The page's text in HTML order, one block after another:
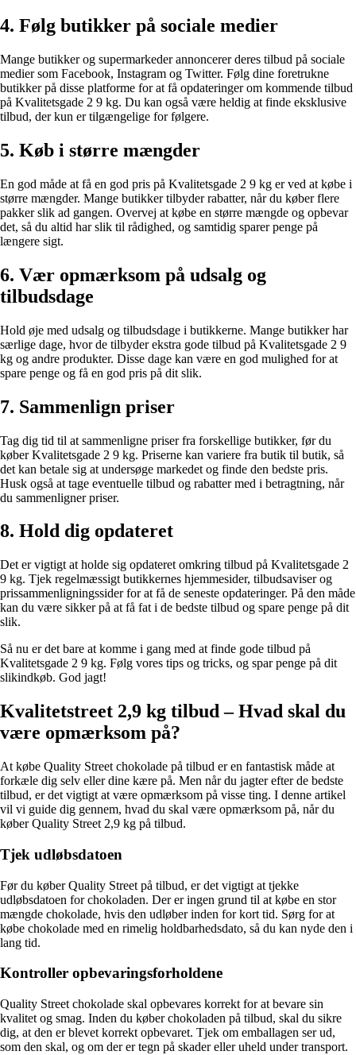
4. Følg butikker på sociale medier
Mange butikker og supermarkeder annoncerer deres tilbud på sociale
medier som Facebook, Instagram og Twitter. Følg dine foretrukne
butikker på disse platforme for at få opdateringer om kommende tilbud
på Kvalitetsgade 2 9 kg. Du kan også være heldig at finde eksklusive
tilbud, der kun er tilgængelige for følgere.
5. Køb i større mængder
En god måde at få en god pris på Kvalitetsgade 2 9 kg er ved at købe i
større mængder. Mange butikker tilbyder rabatter, når du køber flere
pakker slik ad gangen. Overvej at købe en større mængde og opbevar
det, så du altid har slik til rådighed, og samtidig sparer penge på
længere sigt.
6. Vær opmærksom på udsalg og
tilbudsdage
Hold øje med udsalg og tilbudsdage i butikkerne. Mange butikker har
særlige dage, hvor de tilbyder ekstra gode tilbud på Kvalitetsgade 2 9
kg og andre produkter. Disse dage kan være en god mulighed for at
spare penge og få en god pris på dit slik.
7. Sammenlign priser
Tag dig tid til at sammenligne priser fra forskellige butikker, før du
køber Kvalitetsgade 2 9 kg. Priserne kan variere fra butik til butik, så
det kan betale sig at undersøge markedet og finde den bedste pris.
Husk også at tage eventuelle tilbud og rabatter med i betragtning, når
du sammenligner priser.
8. Hold dig opdateret
Det er vigtigt at holde sig opdateret omkring tilbud på Kvalitetsgade 2
9 kg. Tjek regelmæssigt butikkernes hjemmesider, tilbudsaviser og
prissammenligningssider for at få de seneste opdateringer. På den måde
kan du være sikker på at få fat i de bedste tilbud og spare penge på dit
slik.
Så nu er det bare at komme i gang med at finde gode tilbud på
Kvalitetsgade 2 9 kg. Følg vores tips og tricks, og spar penge på dit
slikindkøb. God jagt!
Kvalitetstreet 2,9 kg tilbud – Hvad skal du
være opmærksom på?
At købe Quality Street chokolade på tilbud er en fantastisk måde at
forkæle dig selv eller dine kære på. Men når du jagter efter de bedste
tilbud, er det vigtigt at være opmærksom på visse ting. I denne artikel
vil vi guide dig gennem, hvad du skal være opmærksom på, når du
køber Quality Street 2,9 kg på tilbud.
Tjek udløbsdatoen
Før du køber Quality Street på tilbud, er det vigtigt at tjekke
udløbsdatoen for chokoladen. Der er ingen grund til at købe en stor
mængde chokolade, hvis den udløber inden for kort tid. Sørg for at
købe chokolade med en rimelig holdbarhedsdato, så du kan nyde den i
lang tid.
Kontroller opbevaringsforholdene
Quality Street chokolade skal opbevares korrekt for at bevare sin
kvalitet og smag. Inden du køber chokoladen på tilbud, skal du sikre
dig, at den er blevet korrekt opbevaret. Tjek om emballagen ser ud,
som den skal, og om der er tegn på skader eller uheld under transport.